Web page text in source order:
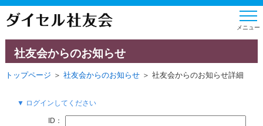
社友会からのお知らせ
トップページ ＞ 社友会からのお知らせ＞ 社友会からのお知らせ詳細
▼ ログインしてください
ID：